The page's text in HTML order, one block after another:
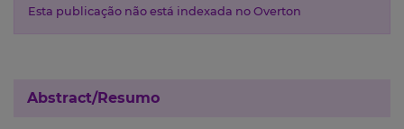
Esta publicação não está indexada no Overton
Abstract/Resumo